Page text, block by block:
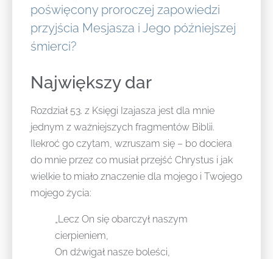
poświęcony proroczej zapowiedzi
przyjścia Mesjasza i Jego późniejszej
śmierci?
Największy dar
Rozdział 53. z Księgi Izajasza jest dla mnie
jednym z ważniejszych fragmentów Biblii.
Ilekroć go czytam, wzruszam się – bo dociera
do mnie przez co musiał przejść Chrystus i jak
wielkie to miało znaczenie dla mojego i Twojego
mojego życia:
„Lecz On się obarczył naszym
cierpieniem,
On dźwigał nasze boleści,